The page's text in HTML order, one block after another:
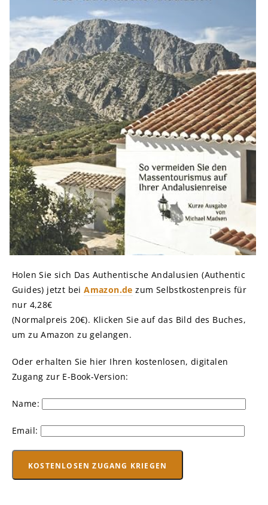
Holen Sie sich Das Authentische Andalusien (Authentic
Guides) jetzt beiAmazon.de zum Selbstkostenpreis für
nur 4,28€
(Normalpreis 20€). Klicken Sie auf das Bild des Buches,
um zu Amazon zu gelangen.
Oder erhalten Sie hier Ihren kostenlosen, digitalen
Zugang zur E-Book-Version:
Name:
Email: